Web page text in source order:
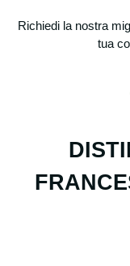
Richiedi la nostra
tua